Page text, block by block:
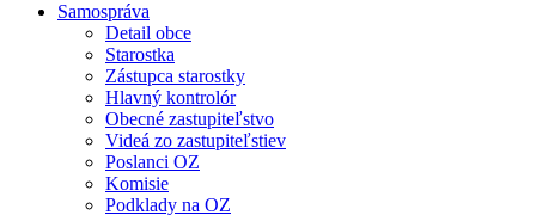
Samospráva
Detail obce
Starostka
Zástupca starostky
Hlavný kontrolór
Obecné zastupiteľstvo
Videá zo zastupiteľstiev
Poslanci OZ
Komisie
Podklady na OZ